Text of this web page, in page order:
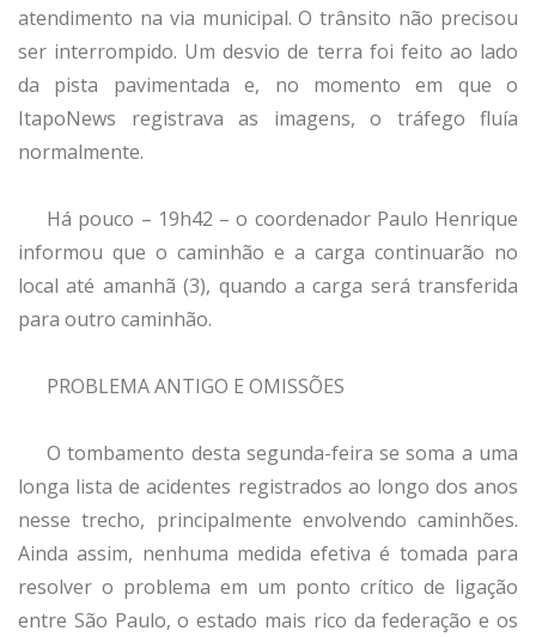
atendimento na via municipal. O trânsito não precisou
ser interrompido. Um desvio de terra foi feito ao lado
da pista pavimentada e, no momento em que o
ItapoNews registrava as imagens, o tráfego fluía
normalmente.
Há pouco – 19h42 – o coordenador Paulo Henrique
informou que o caminhão e a carga continuarão no
local até amanhã (3), quando a carga será transferida
para outro caminhão.
PROBLEMA ANTIGO E OMISSÕES
O tombamento desta segunda-feira se soma a uma
longa lista de acidentes registrados ao longo dos anos
nesse trecho, principalmente envolvendo caminhões.
Ainda assim, nenhuma medida efetiva é tomada para
resolver o problema em um ponto crítico de ligação
entre São Paulo, o estado mais rico da federação e os